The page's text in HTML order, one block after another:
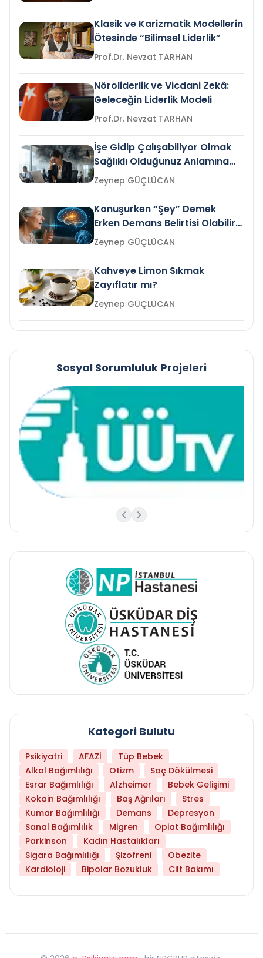
Klasik ve Karizmatik Modellerin
Ötesinde “Bilimsel Liderlik”
Prof.Dr. Nevzat TARHAN
Nöroliderlik ve Vicdani Zekâ:
Geleceğin Liderlik Modeli
Prof.Dr. Nevzat TARHAN
İşe Gidip Çalışabiliyor Olmak
Sağlıklı Olduğunuz Anlamına
Gelir mi?Zeynep GÜÇLÜCAN
Konuşurken “Şey” Demek
Erken Demans Belirtisi Olabilir
mi?
Zeynep GÜÇLÜCAN
Kahveye Limon Sıkmak
Zayıflatır mı?
Zeynep GÜÇLÜCAN
Sosyal Sorumluluk Projeleri
Kategori Bulutu
Psikiyatri AFAZİ
Tüp Bebek
Alkol Bağımlılığı
Otizm
Saç Dökülmesi
Esrar Bağımlılığı
Alzheimer
Bebek Gelişimi
Kokain Bağımlılığı
Baş Ağrıları
Stres
Kumar Bağımlılığı
Demans
Depresyon
Sanal Bağımlılık
Migren
Opiat Bağımlılığı
Parkinson
Kadın Hastalıkları
Sigara Bağımlılığı
Şizofreni
Obezite
Kardioloji
Bipolar Bozukluk Cilt Bakımı